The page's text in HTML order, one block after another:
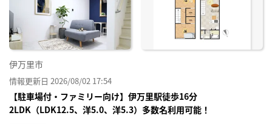
伊万里市
情報更新日 2026/08/02 17:54
【駐車場付・ファミリー向け】伊万里駅徒歩16分
2LDK（LDK12.5、洋5.0、洋5.3）多数名利用可能！